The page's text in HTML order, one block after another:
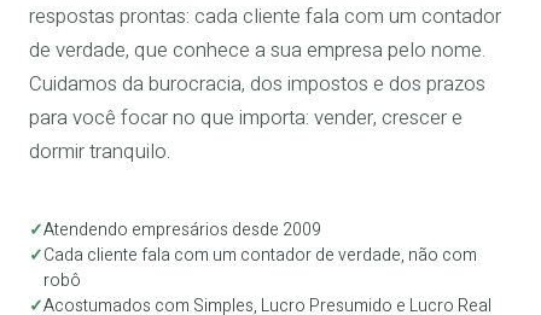
respostas prontas: cada cliente fala com um contador
de verdade, que conhece a sua empresa pelo nome.
Cuidamos da burocracia, dos impostos e dos prazos
para você focar no que importa: vender, crescer e
dormir tranquilo.
✓Atendendo empresários desde 2009
✓Cada cliente fala com um contador de verdade, não com
robô
✓Acostumados com Simples, Lucro Presumido e Lucro Real